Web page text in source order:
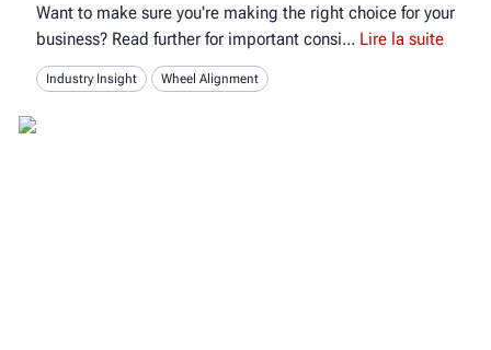
Want to make sure you're making the right choice for your
business? Read further for important consi
Lire la suite
Industry Insight Wheel Alignment